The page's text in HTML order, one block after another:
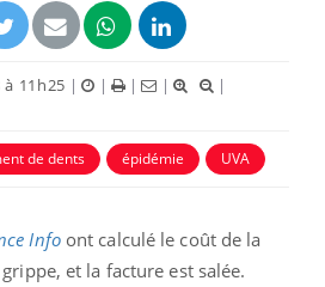
11h25 | | | |
|
de dents épidémie UVA
Infoont calculé le coût de la
et la facture est salée.